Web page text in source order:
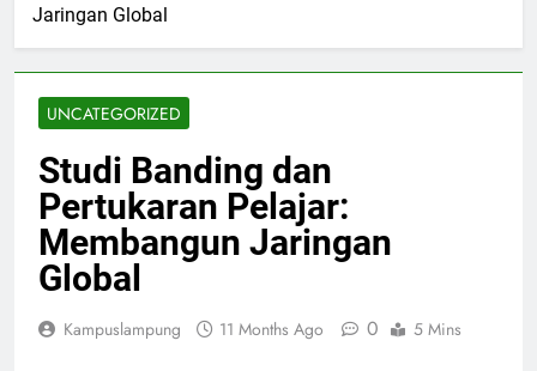
Jaringan Global
UNCATEGORIZED
Studi Banding dan
Pertukaran Pelajar:
Membangun Jaringan
Global
Kampuslampung 11 Months Ago 0 5 Mins